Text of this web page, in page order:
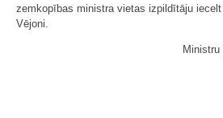
zemkopības ministra vietas izpildītāju
Vējoni.
Ministru